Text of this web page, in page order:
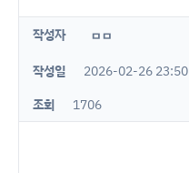
작성자 ㅁㅁ
작성일
2026-02-26 23:50
조회
1706